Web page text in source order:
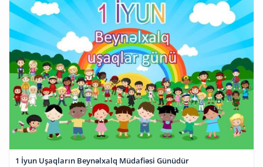
1 İyun Uşaqların Beynəlxalq Müdafiəsi Günüdür